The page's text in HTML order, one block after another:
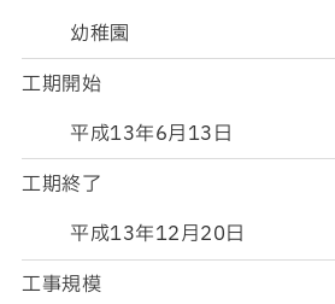
幼稚園
工期開始
平成13年6月13日
工期終了
平成13年12月20日
工事規模